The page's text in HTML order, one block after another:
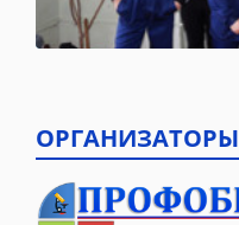
ОРГАНИЗАТОРЫ